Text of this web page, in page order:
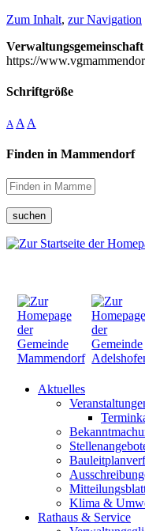
Zum Inhalt, zur Navigation
https://
Schriftgröße
A A A
Finden in Mammendorf
suchen
Aktuelles
Klima &
Rathaus & Service